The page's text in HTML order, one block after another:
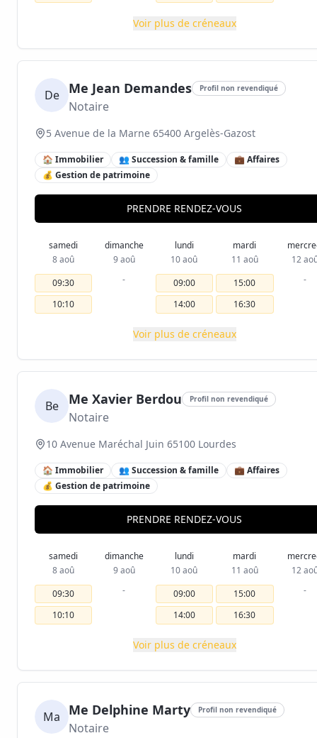
Voir plus de créneaux
De Me Jean Demandes Profil non revendiqué
Notaire
5 Avenue de la Marne 65400 Argelès-Gazost
🏠 Immobilier 👥 Succession & famille
💼 Affaires
💰 Gestion de patrimoine
PRENDRE RENDEZ-VOUS
samedi
8 aoû
09:30
10:10
dimanche
9 aoû
-
lundi
10 aoû
09:00
14:00
mardi
11 aoû
15:00
16:30
12
-
Voir plus de créneaux
Be Me Xavier Berdou Profil non revendiqué
Notaire
10 Avenue Maréchal Juin 65100 Lourdes
🏠 Immobilier 👥 Succession & famille
💼 Affaires
💰 Gestion de patrimoine
PRENDRE RENDEZ-VOUS
samedi
8 aoû
09:30
10:10
dimanche
9 aoû
-
lundi
10 aoû
09:00
14:00
mardi
11 aoû
15:00
16:30
12
-
Voir plus de créneaux
Ma Me Delphine Marty Profil non revendiqué
Notaire